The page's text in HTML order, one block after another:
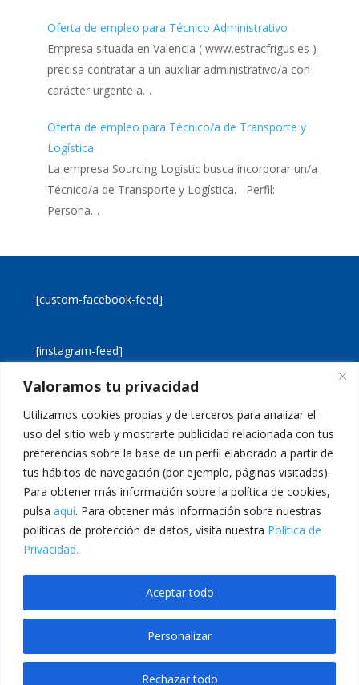
Valoramos tu privacidad
Utilizamos cookies propias y de terceros para analizar el
uso del sitio web y mostrarte publicidad relacionada con tus
preferencias sobre la base de un perfil elaborado a partir de
tus hábitos de navegación (por ejemplo, páginas visitadas).
Para obtener más información sobre la política de cookies,
pulsa aquí. Para obtener más información sobre nuestras
políticas de protección de datos, visita nuestra Política de
Privacidad.
Personalizar
Rechazar todo
Aceptar todo
Oferta de empleo para Técnico Administrativo
Empresa situada en Valencia ( www.estracfrigus.es )
precisa contratar a un auxiliar administrativo/a con
carácter urgente a…
Oferta de empleo para Técnico/a de Transporte y
Logística
La empresa Sourcing Logistic busca incorporar un/a
Técnico/a de Transporte y Logística. Perfil:
Persona…
[custom-facebook-feed]
[instagram-feed]
Aviso legal
Política de cookies
Calle San Martín, 56 · 46980 · Paterna · Valencia Telf:
grandpashabet